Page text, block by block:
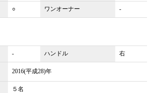
○ ワンオーナー -
- ハンドル
右
2016(平成28)年
５名